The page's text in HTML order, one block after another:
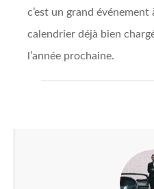
c’est un grand événement
calendrier déjà bien
l’année prochaine.